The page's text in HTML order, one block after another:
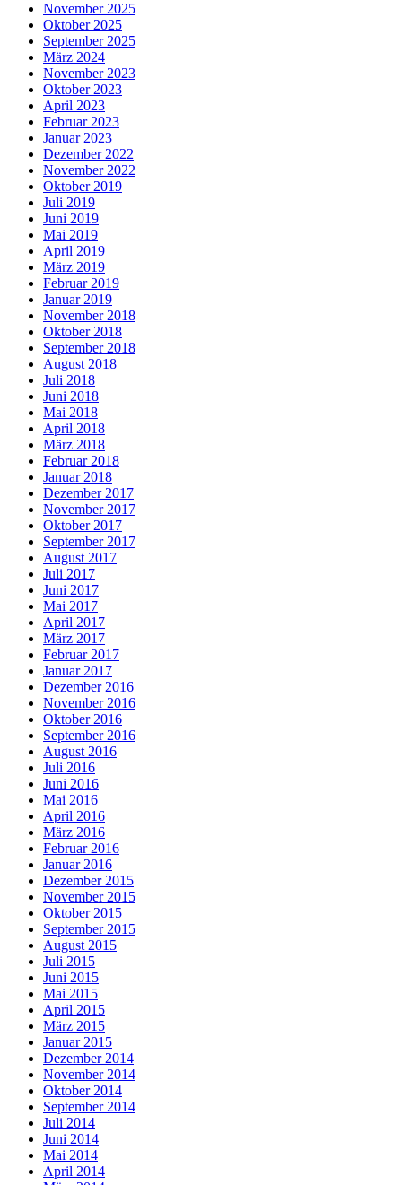
November 2025
Oktober 2025
September 2025
März 2024
November 2023
Oktober 2023
April 2023
Februar 2023
Januar 2023
Dezember 2022
November 2022
Oktober 2019
Juli 2019
Juni 2019
Mai 2019
April 2019
März 2019
Februar 2019
Januar 2019
November 2018
Oktober 2018
September 2018
August 2018
Juli 2018
Juni 2018
Mai 2018
April 2018
März 2018
Februar 2018
Januar 2018
Dezember 2017
November 2017
Oktober 2017
September 2017
August 2017
Juli 2017
Juni 2017
Mai 2017
April 2017
März 2017
Februar 2017
Januar 2017
Dezember 2016
November 2016
Oktober 2016
September 2016
August 2016
Juli 2016
Juni 2016
Mai 2016
April 2016
März 2016
Februar 2016
Januar 2016
Dezember 2015
November 2015
Oktober 2015
September 2015
August 2015
Juli 2015
Juni 2015
Mai 2015
April 2015
März 2015
Januar 2015
Dezember 2014
November 2014
Oktober 2014
September 2014
Juli 2014
Juni 2014
Mai 2014
April 2014